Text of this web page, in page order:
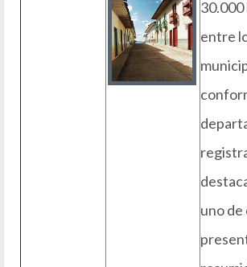
entre
uno de